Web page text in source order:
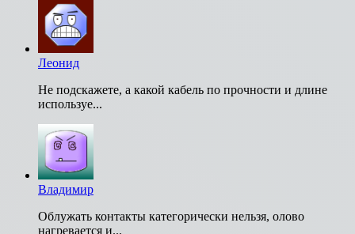
Леонид
Не подскажете, а какой кабель по прочности и длине
используе...
Владимир
Облужать контакты категорически нельзя, олово
нагревается и...